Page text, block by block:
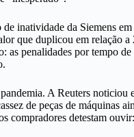
inatividade da Siemens
que duplicou em relação a
as penalidades por tempo
A Reuters noticiou
de peças de máquinas
compradores detestam